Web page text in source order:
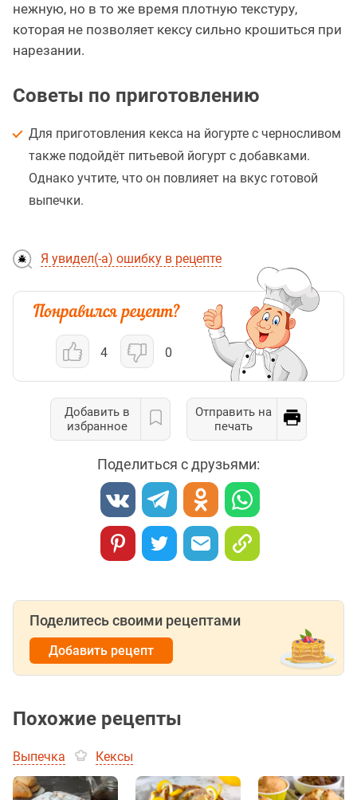
нежную, но в то же время плотную текстуру,
которая не позволяет кексу сильно крошиться при
нарезании.
Советы по приготовлению
Для приготовления кекса на йогурте с черносливом
также подойдёт питьевой йогурт с добавками.
Однако учтите, что он повлияет на вкус готовой
выпечки.
Я увидел(-а) ошибку в рецепте
4 0
Добавить в
избранное
Отправить на
печать
Поделиться с друзьями:
Поделитесь своими рецептами
Добавить рецепт
Похожие рецепты
Выпечка Кексы